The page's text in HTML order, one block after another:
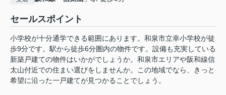
セールスポイント
小学校が十分通学できる範囲にあります。和泉市立幸小学校が徒
歩9分です。駅から徒歩6分圏内の物件です。設備も充実している
新築戸建ての物件はいかがでしょうか。和泉市エリアや阪和線信
太山付近での住まい選びをしませんか。この地域でなら、きっと
希望に沿った一戸建てが見つかることでしょう。